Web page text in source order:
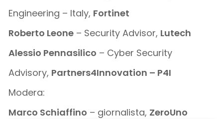
Engineering – Italy, Fortinet
Roberto Leone – Security Advisor, Lutech
Alessio Pennasilico – Cyber Security
Advisory, Partners4Innovation – P4I
Modera:
Marco Schiaffino – giornalista, ZeroUno